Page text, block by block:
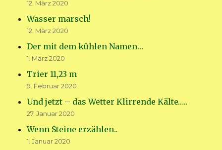
12. März 2020
Wasser marsch!
12. März 2020
Der mit dem kühlen Namen…
1. März 2020
Trier 11,23 m
9. Februar 2020
Und jetzt – das Wetter Klirrende Kälte…..
27. Januar 2020
Wenn Steine erzählen..
1. Januar 2020